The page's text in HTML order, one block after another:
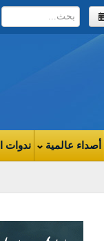
أصداء عالمية ندوات